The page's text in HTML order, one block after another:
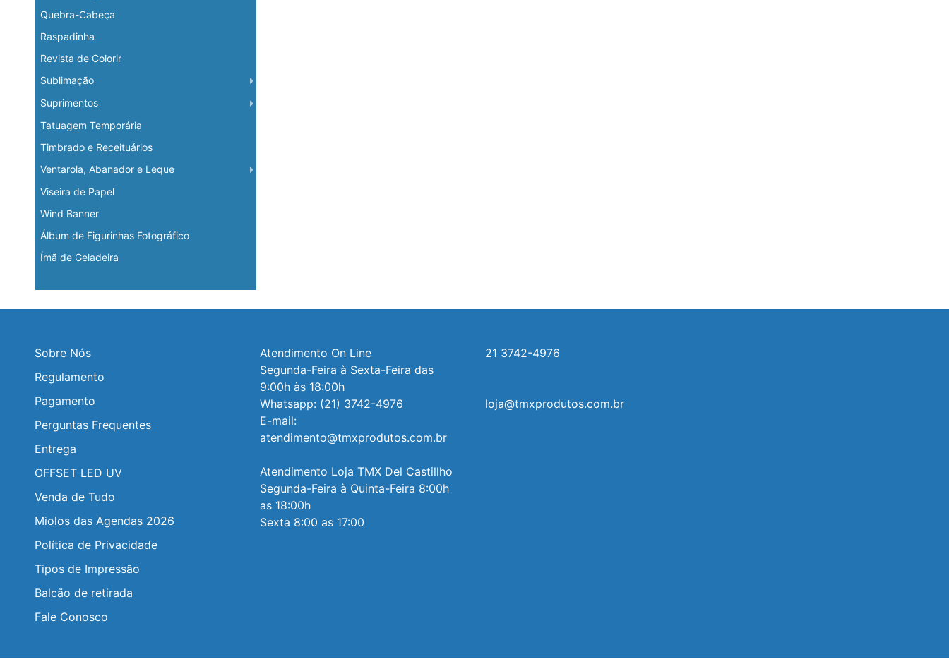
Quebra-Cabeça
Raspadinha
Revista de Colorir
Sublimação
Suprimentos
Tatuagem Temporária
Timbrado e Receituários
Ventarola, Abanador e Leque
Viseira de Papel
Wind Banner
Álbum de Figurinhas Fotográfico
Ímã de Geladeira
Sobre Nós
Regulamento
Pagamento
Perguntas Frequentes
Entrega
OFFSET LED UV
Venda de Tudo
Miolos das Agendas 2026
Política de Privacidade
Tipos de Impressão
Balcão de retirada
Fale Conosco
Atendimento On Line
Segunda-Feira à Sexta-Feira das
9:00h às 18:00h
Whatsapp: (21) 3742-4976
E-mail:
atendimento@tmxprodutos.com.br
Atendimento Loja TMX Del Castillho
Segunda-Feira à Quinta-Feira 8:00h
as 18:00h
Sexta 8:00 as 17:00
21 3742-4976
loja@tmxprodutos.com.br